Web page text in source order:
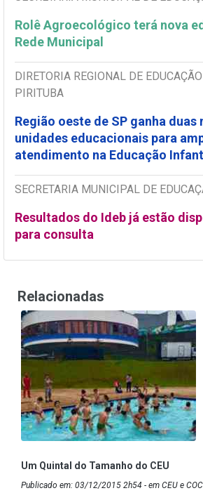
Rolê Agroecológico terá nova
Rede Municipal
DIRETORIA REGIONAL DE EDUCAÇÃO
PIRITUBA
Região oeste de SP ganha duas
unidades educacionais para
atendimento na Educação
SECRETARIA MUNICIPAL DE
Resultados do Ideb já estão
para consulta
Relacionadas
Um Quintal do Tamanho do CEU
Publicado em: 03/12/2015 2h54 - em CEU e